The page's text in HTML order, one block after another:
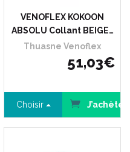
VENOFLEX KOKOON
ABSOLU Collant BEIGE…
Thuasne Venoflex
51,03€
Choisir J’achète